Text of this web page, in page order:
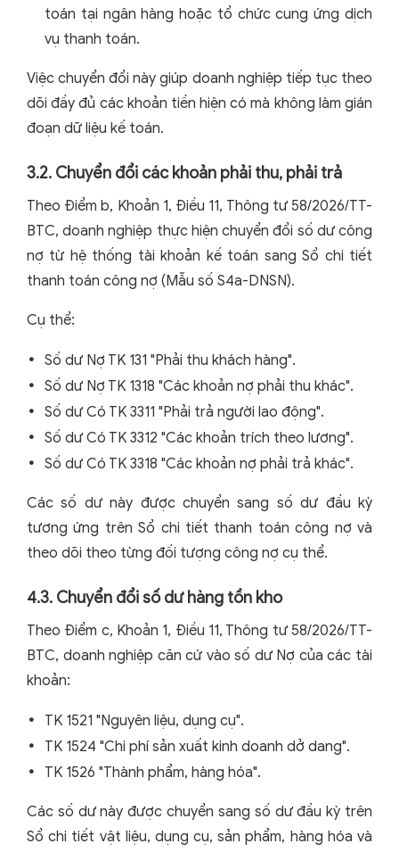
toán tại ngân hàng hoặc tổ chức cung ứng dịch
vụ thanh toán.
Việc chuyển đổi này giúp doanh nghiệp tiếp tục theo
dõi đầy đủ các khoản tiền hiện có mà không làm gián
đoạn dữ liệu kế toán.
3.2. Chuyển đổi các khoản phải thu, phải trả
Theo Điểm b, Khoản 1, Điều 11, Thông tư 58/2026/TT-
BTC, doanh nghiệp thực hiện chuyển đổi số dư công
nợ từ hệ thống tài khoản kế toán sang Sổ chi tiết
thanh toán công nợ (Mẫu số S4a-DNSN).
Cụ thể:
Số dư Nợ TK 131 "Phải thu khách hàng".
Số dư Nợ TK 1318 "Các khoản nợ phải thu khác".
Số dư Có TK 3311 "Phải trả người lao động".
Số dư Có TK 3312 "Các khoản trích theo lương".
Số dư Có TK 3318 "Các khoản nợ phải trả khác".
Các số dư này được chuyển sang số dư đầu kỳ
tương ứng trên Sổ chi tiết thanh toán công nợ và
theo dõi theo từng đối tượng công nợ cụ thể.
4.3. Chuyển đổi số dư hàng tồn kho
Theo Điểm c, Khoản 1, Điều 11, Thông tư 58/2026/TT-
BTC, doanh nghiệp căn cứ vào số dư Nợ của các tài
khoản:
TK 1521 "Nguyên liệu, dụng cụ".
TK 1524 "Chi phí sản xuất kinh doanh dở dang".
TK 1526 "Thành phẩm, hàng hóa".
Các số dư này được chuyển sang số dư đầu kỳ trên
Sổ chi tiết vật liệu, dụng cụ, sản phẩm, hàng hóa và